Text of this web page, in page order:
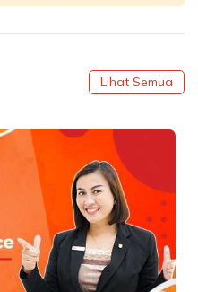
Lihat Semua